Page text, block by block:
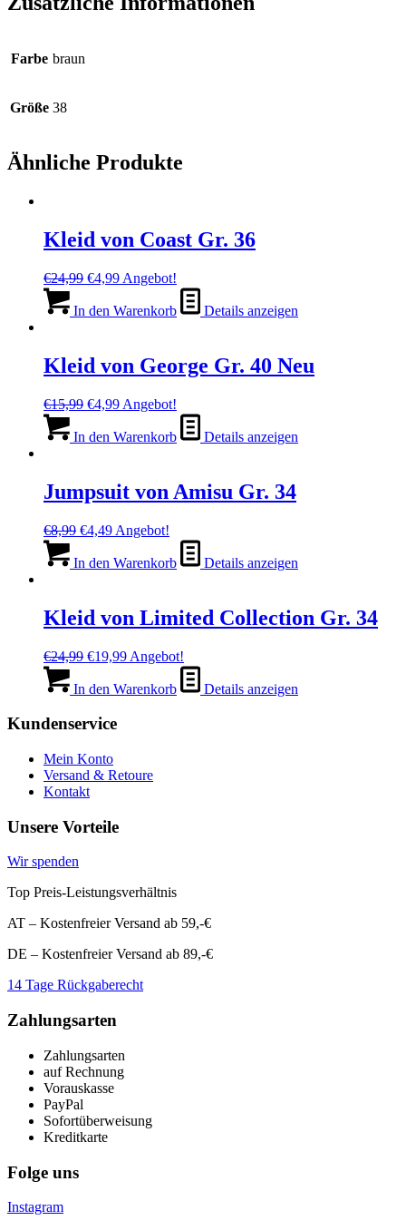
Farbe braun
Größe 38
Ähnliche Produkte
Kleid von Coast Gr. 36
€24,99 Ursprünglicher
war:
€4,99Aktueller
ist:
Angebot!
In den Warenkorb Details anzeigen
Kleid von George Gr. 40 Neu
€15,99 Ursprünglicher
war:
€4,99Aktueller
ist:
Angebot!
In den Warenkorb Details anzeigen
Jumpsuit von Amisu Gr. 34
€8,99 Ursprünglicher
war:
€4,49Aktueller
ist:
Angebot!
In den Warenkorb Details anzeigen
Kleid von Limited Collection Gr. 34
€24,99 Ursprünglicher
war:
€19,99Aktueller
ist:
Angebot!
In den Warenkorb Details anzeigen
Kundenservice
Mein Konto
Versand & Retoure
Kontakt
Unsere Vorteile
Wir spenden
Top Preis-Leistungsverhältnis
AT – Kostenfreier Versand ab 59,-€
DE – Kostenfreier Versand ab 89,-€
14 Tage Rückgaberecht
Zahlungsarten
Zahlungsarten
auf Rechnung
Vorauskasse
PayPal
Sofortüberweisung
Kreditkarte
Folge uns
Instagram